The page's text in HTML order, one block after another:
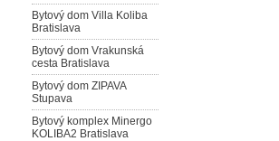
Bytový dom Villa Koliba
Bratislava
Bytový dom Vrakunská
cesta Bratislava
Bytový dom ZIPAVA
Stupava
Bytový komplex Minergo
KOLIBA2 Bratislava